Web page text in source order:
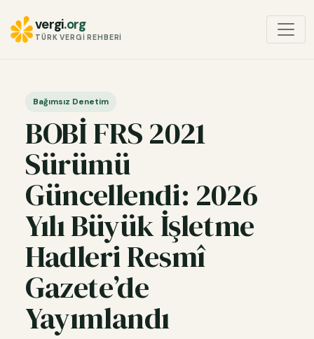
vergi.org
TÜRK VERGI REHBERI
Bağımsız Denetim
BOBİ FRS 2021
Sürümü
Güncellendi: 2026
Yılı Büyük İşletme
Hadleri Resmî
Gazete’de
Yayımlandı